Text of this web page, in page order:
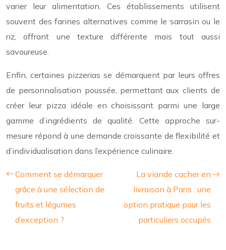
varier leur alimentation. Ces établissements utilisent
souvent des farines alternatives comme le sarrasin ou le
riz, offrant une texture différente mais tout aussi
savoureuse.
Enfin, certaines pizzerias se démarquent par leurs offres
de personnalisation poussée, permettant aux clients de
créer leur pizza idéale en choisissant parmi une large
gamme d’ingrédients de qualité. Cette approche sur-
mesure répond à une demande croissante de flexibilité et
d’individualisation dans l’expérience culinaire.
Comment se démarquer
grâce à une sélection de
fruits et légumes
d’exception ?
La viande cacher en
livraison à Paris : une
option pratique pour les
particuliers occupés